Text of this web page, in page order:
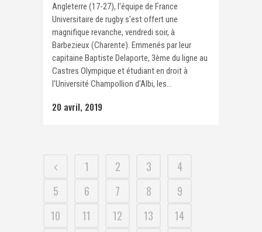
Angleterre (17-27), l'équipe de France
Universitaire de rugby s'est offert une
magnifique revanche, vendredi soir, à
Barbezieux (Charente). Emmenés par leur
capitaine Baptiste Delaporte, 3ème du ligne au
Castres Olympique et étudiant en droit à
l'Université Champollion d'Albi, les...
20 avril, 2019
1 2 3
4
5
6 7 8
9
10
11 12 13
14